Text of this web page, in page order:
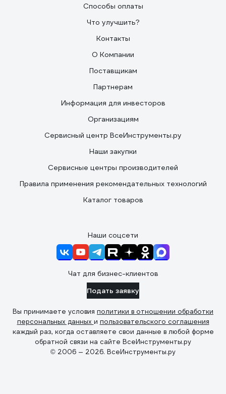
Способы оплаты
Что улучшить?
Контакты
О Компании
Поставщикам
Партнерам
Информация для инвесторов
Организациям
Сервисный центр ВсеИнструменты.ру
Наши закупки
Сервисные центры производителей
Правила применения рекомендательных технологий
Каталог товаров
Наши соцсети
Чат для бизнес-клиентов
Подать заявку
Вы принимаете условия политики в отношении обработки
персональных данных и пользовательского соглашения
каждый раз, когда оставляете свои данные в любой форме
обратной связи на сайте ВсеИнструменты.ру
© 2006 — 2026. ВсеИнструменты.ру